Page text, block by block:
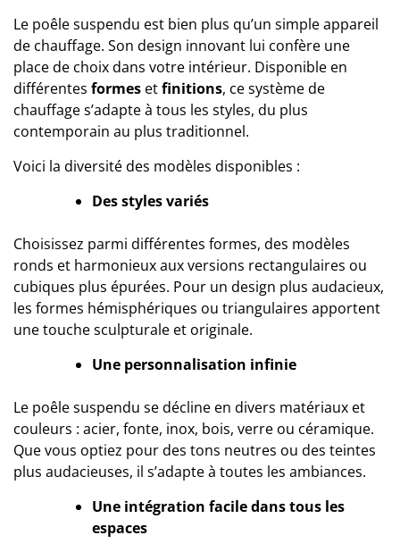
Le poêle suspendu est bien plus qu’un simple appareil
de chauffage. Son design innovant lui confère une
place de choix dans votre intérieur. Disponible en
différentes formes etfinitions, ce système de
chauffage s’adapte à tous les styles, du plus
contemporain au plus traditionnel.
Voici la diversité des modèles disponibles :
Des styles variés
Choisissez parmi différentes formes, des modèles
ronds et harmonieux aux versions rectangulaires ou
cubiques plus épurées. Pour un design plus audacieux,
les formes hémisphériques ou triangulaires apportent
une touche sculpturale et originale.
Une personnalisation infinie
Le poêle suspendu se décline en divers matériaux et
couleurs : acier, fonte, inox, bois, verre ou céramique.
Que vous optiez pour des tons neutres ou des teintes
plus audacieuses, il s’adapte à toutes les ambiances.
Une intégration facile dans tous les
espaces